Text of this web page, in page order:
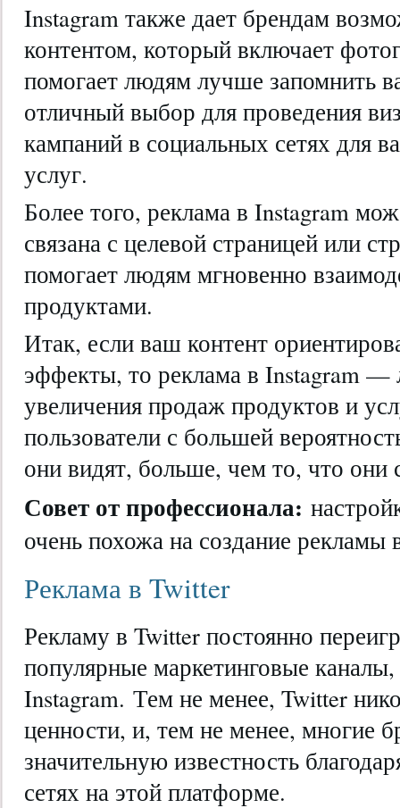
Instagram также дает брендам
контентом, который включает
помогает людям лучше запомнить
отличный выбор для проведения
кампаний в социальных сетях для
услуг.
Более того, реклама в Instagram
связана с целевой страницей или
помогает людям мгновенно
продуктами.
Итак, если ваш контент
эффекты, то реклама в Instagram —
увеличения продаж продуктов и
пользователи с большей
они видят, больше, чем то, что
Совет от профессионала:
очень похожа на создание рекламы
Реклама в Twitter
Рекламу в Twitter постоянно
популярные маркетинговые каналы,
Instagram. Тем не менее, Twitter
ценности, и, тем не менее, многие
значительную известность
сетях на этой платформе.